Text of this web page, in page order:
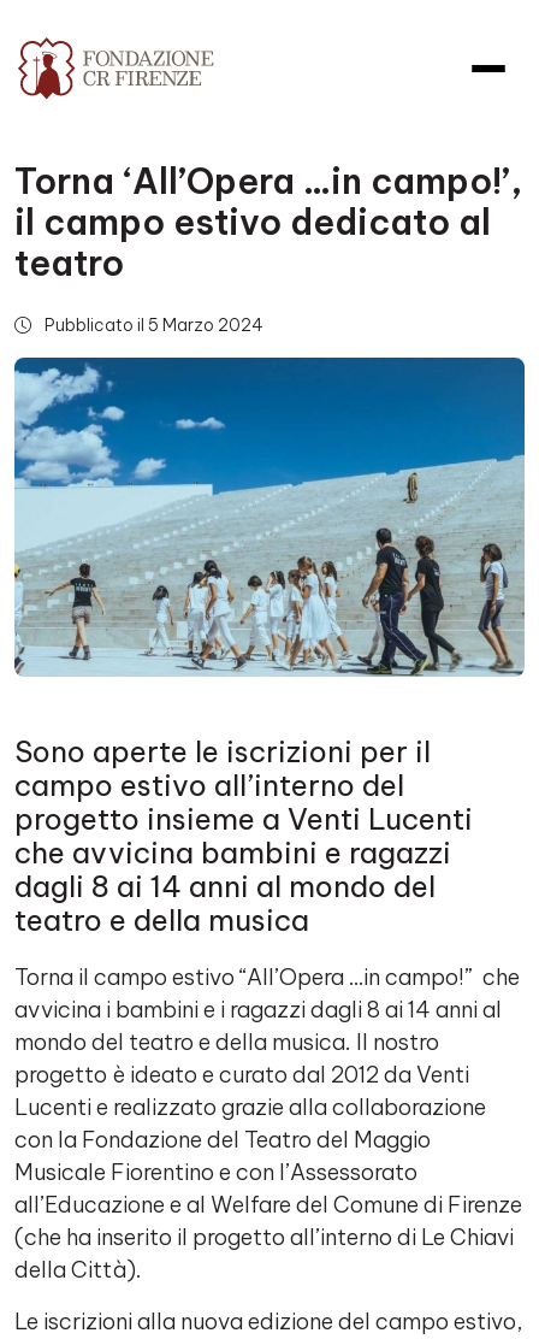
Torna ‘All’Opera …in campo!’,
il campo estivo dedicato al
teatro
Pubblicato il 5 Marzo 2024
Sono aperte le iscrizioni per il
campo estivo all’interno del
progetto insieme a Venti Lucenti
che avvicina bambini e ragazzi
dagli 8 ai 14 anni al mondo del
teatro e della musica
Torna il campo estivo “All’Opera …in campo!” che
avvicina i bambini e i ragazzi dagli 8 ai 14 anni al
mondo del teatro e della musica. Il nostro
progetto è ideato e curato dal 2012 da Venti
Lucenti e realizzato grazie alla collaborazione
con la Fondazione del Teatro del Maggio
Musicale Fiorentino e con l’Assessorato
all’Educazione e al Welfare del Comune di Firenze
(che ha inserito il progetto all’interno di Le Chiavi
della Città).
Le iscrizioni alla nuova edizione del campo estivo,